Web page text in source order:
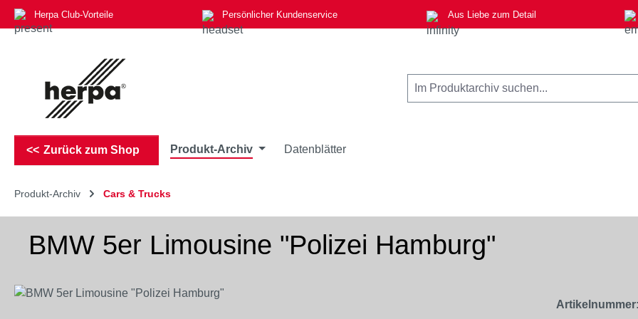
Hauptinhalt springen
Zur Suche springen
Zur Hauptnavigation springen
Herpa Club-Vorteile Persönlicher Kundenservice Aus Liebe zum Detail
Zurück zum Shop Produkt-Archiv Datenblätter
Produkt-Archiv Cars & Trucks
BMW 5er Limousine "Polizei Hamburg"
Bildergalerie überspringen